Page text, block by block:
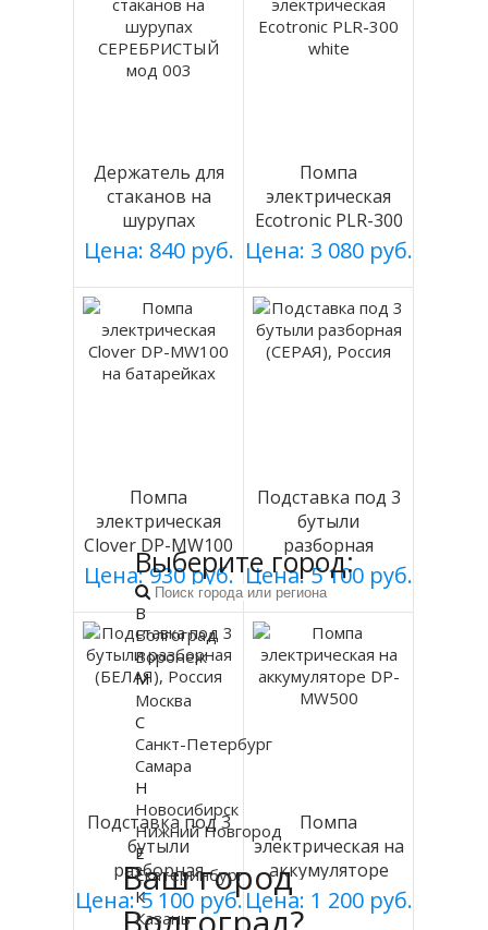
Держатель для
стаканов на
шурупах
СЕРЕБРИСТЫЙ
мод 003
Цена: 840 руб.
Помпа
электрическая
Ecotronic PLR-300
white
Цена: 3 080 руб.
Помпа
электрическая
Clover DP-MW100
на батарейках
Цена: 930 руб.
Подставка под 3
бутыли
разборная
(СЕРАЯ), Россия
Цена: 5 100 руб.
Подставка под 3
бутыли
разборная
(БЕЛАЯ), Россия
Цена: 5 100 руб.
Помпа
электрическая на
аккумуляторе
DP-MW500
Цена: 1 200 руб.
Ваш город
Выберите город:
В
Волгоград
Воронеж
М
Москва
С
Санкт-Петербург
Самара
Н
Новосибирск
Нижний Новгород
Е
Екатеринбург
К
Казань